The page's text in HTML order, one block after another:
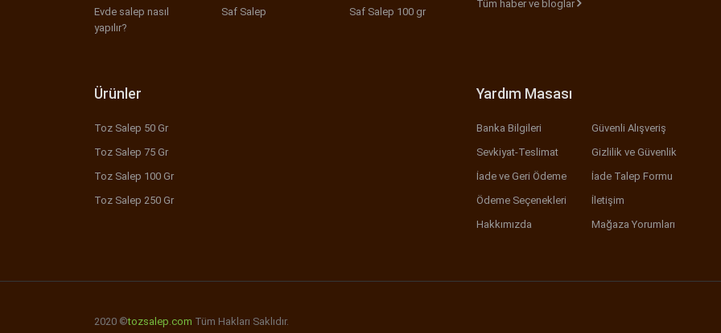
Evde salep nasıl
yapılır?
Saf Salep
Saf Salep 100 gr
Tüm haber ve bloglar
Ürünler
Toz Salep 50 Gr
Toz Salep 75 Gr
Toz Salep 100 Gr
Toz Salep 250 Gr
Yardım Masası
Banka Bilgileri
Sevkiyat-Teslimat
İade ve Geri Ödeme
Ödeme Seçenekleri
Hakkımızda
Güvenli Alışveriş
Gizlilik ve Güvenlik
İade Talep Formu
İletişim
Mağaza Yorumları
2020 ©tozsalep.com Tüm Hakları Saklıdır.